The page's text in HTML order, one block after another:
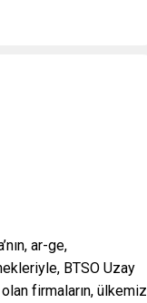
ar-ge,
BTSO Uzay
firmaların, ülkemiz